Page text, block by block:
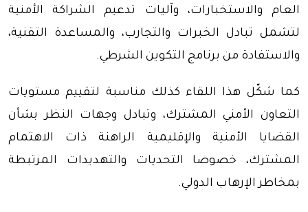
العام والاستخبارات، وآليات تدعيم الشراكة الأمنية
لتشمل تبادل الخبرات والتجارب، والمساعدة التقنية،
والاستفادة من برنامج التكوين الشرطي.
كما شكّل هذا اللقاء كذلك مناسبة لتقييم مستويات
التعاون الأمني المشترك، وتبادل وجهات النظر بشأن
القضايا الأمنية والإقليمية الراهنة ذات الاهتمام
المشترك، خصوصا التحديات والتهديدات المرتبطة
بمخاطر الإرهاب الدولي.